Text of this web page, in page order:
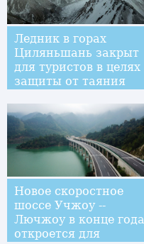
Ледник в горах
Циляньшань закрыт
для туристов в целях
защиты от таяния
Новое скоростное
шоссе Учжоу --
Лючжоу в конце года
откроется для